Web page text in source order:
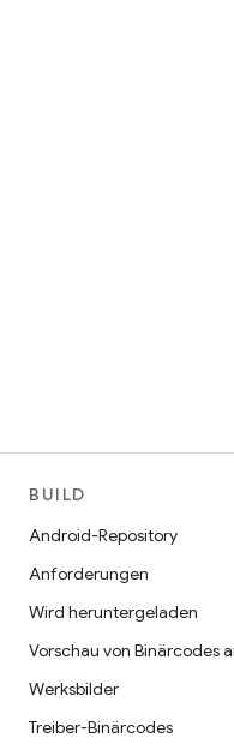
BUILD
Android-Repository
Anforderungen
Wird heruntergeladen
Vorschau von Binärcodes
Werksbilder
Treiber-Binärcodes